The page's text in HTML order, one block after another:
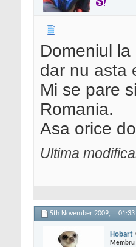
Domeniul
dar nu asta
Mi se pare
Romania.
Asa orice
Ultima
5th November 2009, 01:33
Hobart
Membru